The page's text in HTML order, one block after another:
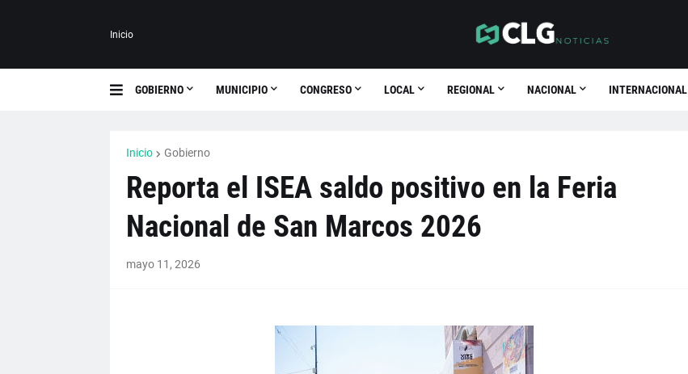
Inicio
GOBIERNO MUNICIPIO CONGRESO LOCAL REGIONAL NACIONAL INTERNACIONAL
Inicio Gobierno
Reporta el ISEA saldo positivo en la Feria
Nacional de San Marcos 2026
mayo 11, 2026